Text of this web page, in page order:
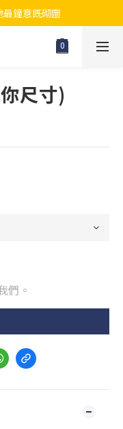
鐘意既砌圖
尺寸)
們。